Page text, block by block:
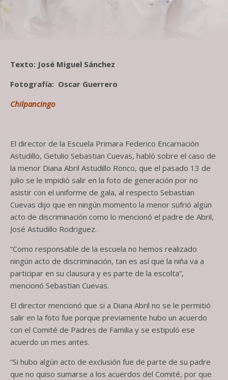
Texto: José Miguel Sánchez
Fotografía: Oscar Guerrero
Chilpancingo
El director de la Escuela Primara Federico Encarnación
Astudillo, Getulio Sebastian Cuevas, habló sobre el caso de
la menor Diana Abril Astudillo Ronco, que el pasado 13 de
julio se le impidió salir en la foto de generación por no
asistir con el uniforme de gala, al respecto Sebastian
Cuevas dijo que en ningún momento la menor sufrió algún
acto de discriminación como lo mencionó el padre de Abril,
José Astudillo Rodriguez.
“Como responsable de la escuela no hemos realizado
ningún acto de discriminación, tan es así que la niña va a
participar en su clausura y es parte de la escolta”,
mencionó Sebastian Cuevas.
El director mencionó que si a Diana Abril no se le permitió
salir en la foto fue porque previamente hubo un acuerdo
con el Comité de Padres de Familia y se estipuló ese
acuerdo un mes antes.
“Si hubo algún acto de exclusión fue de parte de su padre
que no quiso sumarse a los acuerdos del Comité, por que